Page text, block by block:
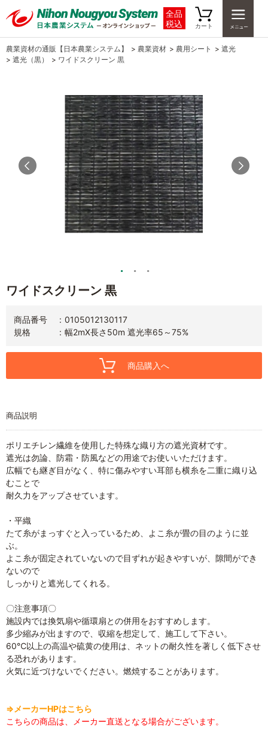
全品
税込
カート
農業資材の通販【日本農業システム】 > 農業資材 > 農用シート > 遮光
> 遮光（黒） > ワイドスクリーン 黒
ワイドスクリーン 黒
商品番号
0105012130117
規格
幅2mX長さ50m 遮光率65～75%
商品購入へ
商品説明
ポリエチレン繊維を使用した特殊な織り方の遮光資材です。
遮光は勿論、防霜・防風などの用途でお使いいただけます。
広幅でも継ぎ目がなく、特に傷みやすい耳部も横糸を二重に織り込
むことで
耐久力をアップさせています。
・平織
たて糸がまっすぐと入っているため、よこ糸が畳の目のように並
ぶ。
よこ糸が固定されていないので目ずれが起きやすいが、隙間ができ
ないので
しっかりと遮光してくれる。
〇注意事項〇
施設内では換気扇や循環扇との併用をおすすめします。
多少縮みが出ますので、収縮を想定して、施工して下さい。
60℃以上の高温や硫黄の使用は、ネットの耐久性を著しく低下させ
る恐れがあります。
火気に近づけないでください。燃焼することがあります。
⇒メーカーHPはこちら
こちらの商品は、メーカー直送となる場合がございます。